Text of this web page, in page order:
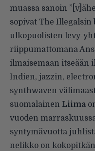
muassa sanoin
sopivat The
ulkopuolisten levy-
riippumattomana
ilmaisemaan itseään
Indien, jazzin,
synthwaven
suomalainen Liima
vuoden
syntymävuotta
nelikko on